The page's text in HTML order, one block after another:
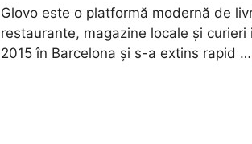
Glovo este o platformă modernă de
restaurante, magazine locale și
2015 în Barcelona și s-a extins rapid …